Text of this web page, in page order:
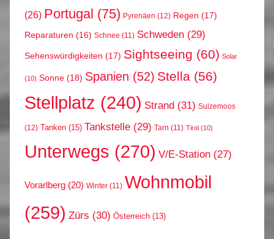
(26) Portugal (75) Pyrenäen (12) Regen (17)
Reparaturen (16) Schnee (11) Schweden (29)
Sehenswürdigkeiten (17) Sightseeing (60) Solar
(10) Sonne (18) Spanien (52) Stella (56)
Stellplatz (240) Strand (31) Sulzemoos
(12) Tanken (15) Tankstelle (29) Tarn (11) Tirol (10)
Unterwegs (270) V/E-Station (27)
Vorarlberg (20) Winter (11) Wohnmobil
(259) Zürs (30) Österreich (13)